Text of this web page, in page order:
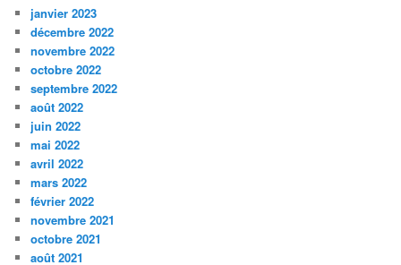
janvier 2023
décembre 2022
novembre 2022
octobre 2022
septembre 2022
août 2022
juin 2022
mai 2022
avril 2022
mars 2022
février 2022
novembre 2021
octobre 2021
août 2021